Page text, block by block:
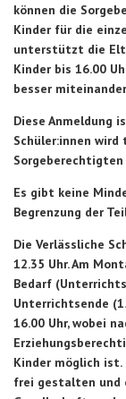
können die
Kinder für die
unterstützt die
Kinder bis 16.00
besser
Diese Anmeldung
Schüler:innen
Es gibt keine
Begrenzung der
Die Verlässliche
12.35 Uhr. Am
Bedarf
Unterrichtsende
16.00 Uhr, wobei
Kinder möglich ist.
frei gestalten und